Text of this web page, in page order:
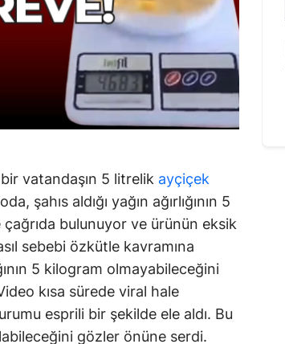
vatandaşın 5 litrelik ayçiçek
şahıs aldığı yağın ağırlığının 5
bulunuyor ve ürünün eksik
sebebi özkütle kavramına
5 kilogram olmayabileceğini
kısa sürede viral hale
esprili bir şekilde ele aldı. Bu
gözler önüne serdi.
Filenin Sultanları Çeyrek Final
Heyecanı Yaşıyor